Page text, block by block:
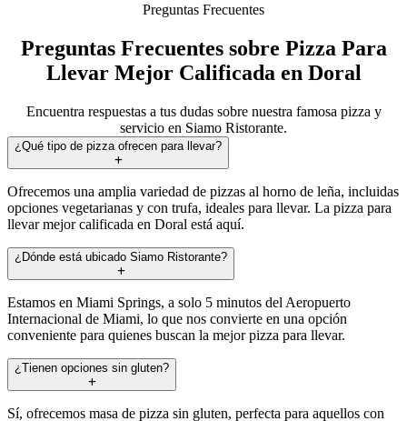
Preguntas Frecuentes
Preguntas Frecuentes sobre Pizza Para
Llevar Mejor Calificada en Doral
Encuentra respuestas a tus dudas sobre nuestra famosa pizza y
servicio en Siamo Ristorante.
¿Qué tipo de pizza ofrecen para llevar?
Ofrecemos una amplia variedad de pizzas al horno de leña, incluidas
opciones vegetarianas y con trufa, ideales para llevar. La pizza para
llevar mejor calificada en Doral está aquí.
¿Dónde está ubicado Siamo Ristorante?
Estamos en Miami Springs, a solo 5 minutos del Aeropuerto
Internacional de Miami, lo que nos convierte en una opción
conveniente para quienes buscan la mejor pizza para llevar.
¿Tienen opciones sin gluten?
Sí, ofrecemos masa de pizza sin gluten, perfecta para aquellos con